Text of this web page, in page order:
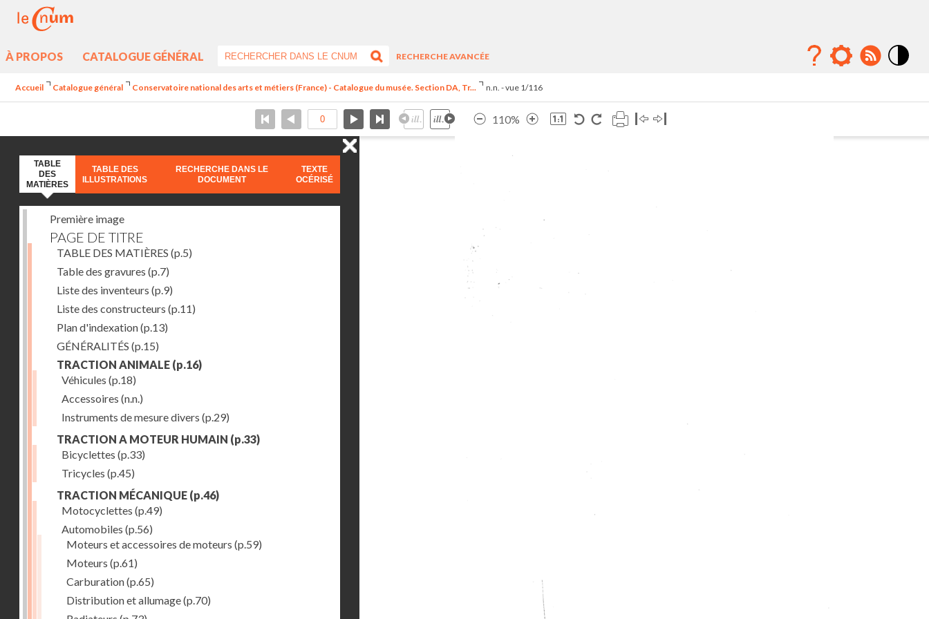
À PROPOS CATALOGUE GÉNÉRAL
RECHERCHE AVANCÉE
Accueil Catalogue général Conservatoire national des arts et métiers (France) - Catalogue du musée. Section DA, Tr... n.n. - vue 1/116
110%
TABLE
DES
MATIÈRES
TABLE DES
ILLUSTRATIONS
RECHERCHE DANS LE
DOCUMENT
TEXTE
OCÉRISÉ
Première image
PAGE DE TITRE
TABLE DES MATIÈRES (p.5)
Table des gravures (p.7)
Liste des inventeurs (p.9)
Liste des constructeurs (p.11)
Plan d'indexation(p.13)
GÉNÉRALITÉS (p.15)
TRACTION ANIMALE (p.16)
Véhicules (p.18)
Accessoires (n.n.)
Instruments de mesure divers (p.29)
TRACTION A MOTEUR HUMAIN (p.33)
Bicyclettes (p.33)
Tricycles (p.45)
TRACTION MÉCANIQUE (p.46)
Motocyclettes (p.49)
Automobiles (p.56)
Moteurs et accessoires de moteurs (p.59)
Moteurs (p.61)
Carburation(p.65)
Distribution et allumage(p.70)